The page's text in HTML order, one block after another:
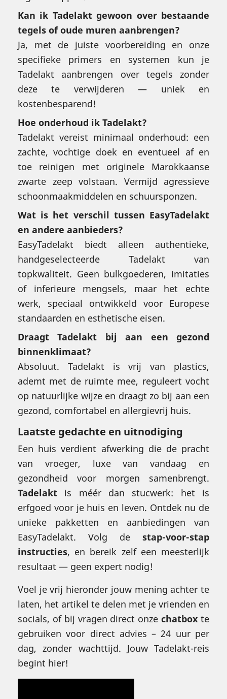
Kan ik Tadelakt gewoon over bestaande
tegels of oude muren aanbrengen?
Ja, met de juiste voorbereiding en onze
specifieke primers en systemen kun je
Tadelakt aanbrengen over tegels zonder
deze te verwijderen — uniek en
kostenbesparend!
Hoe onderhoud ik Tadelakt?
Tadelakt vereist minimaal onderhoud: een
zachte, vochtige doek en eventueel af en
toe reinigen met originele Marokkaanse
zwarte zeep volstaan. Vermijd agressieve
schoonmaakmiddelen en schuursponzen.
Wat is het verschil tussen EasyTadelakt
en andere aanbieders?
EasyTadelakt biedt alleen authentieke,
handgeselecteerde Tadelakt van
topkwaliteit. Geen bulkgoederen, imitaties
of inferieure mengsels, maar het echte
werk, speciaal ontwikkeld voor Europese
standaarden en esthetische eisen.
Draagt Tadelakt bij aan een gezond
binnenklimaat?
Absoluut. Tadelakt is vrij van plastics,
ademt met de ruimte mee, reguleert vocht
op natuurlijke wijze en draagt zo bij aan een
gezond, comfortabel en allergievrij huis.
Laatste gedachte en uitnodiging
Een huis verdient afwerking die de pracht
van vroeger, luxe van vandaag en
gezondheid voor morgen samenbrengt.
Tadelakt is méér dan stucwerk: het is
erfgoed voor je huis en leven. Ontdek nu de
unieke pakketten en aanbiedingen van
EasyTadelakt. Volg de stap-voor-stap
instructies, en bereik zelf een meesterlijk
resultaat — geen expert nodig!
Voel je vrij hieronder jouw mening achter te
laten, het artikel te delen met je vrienden en
socials, of bij vragen direct onze chatbox te
gebruiken voor direct advies – 24 uur per
dag, zonder wachttijd. Jouw Tadelakt-reis
begint hier!